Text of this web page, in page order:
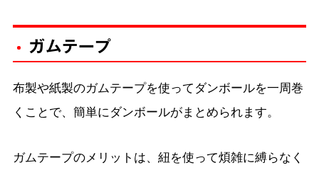
ガムテープ
布製や紙製のガムテープを使ってダンボールを一周巻
くことで、簡単にダンボールがまとめられます。
ガムテープのメリットは、紐を使って煩雑に縛らなく